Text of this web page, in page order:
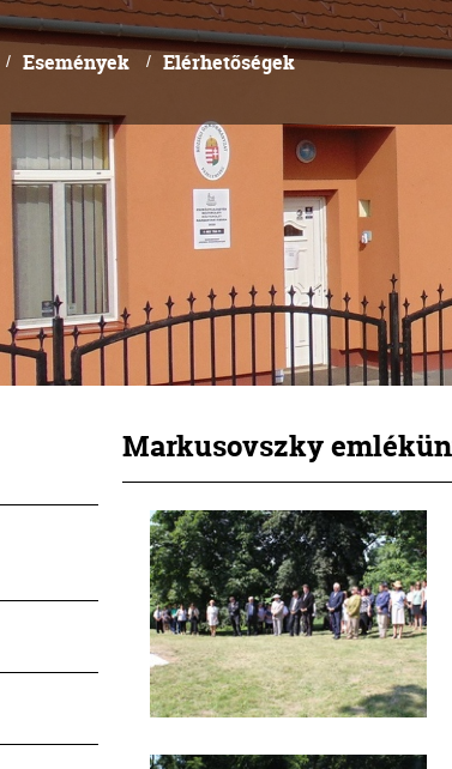
/ Események / Elérhetőségek
Markusovszky